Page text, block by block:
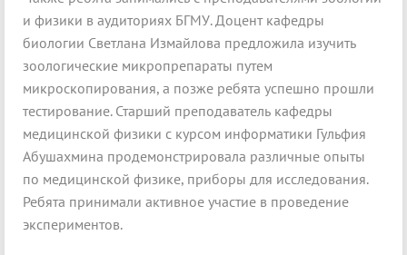
и физики в аудиториях БГМУ. Доцент кафедры
биологии Светлана Измайлова предложила изучить
зоологические микропрепараты путем
микроскопирования, а позже ребята успешно прошли
тестирование. Старший преподаватель кафедры
медицинской физики с курсом информатики Гульфия
Абушахмина продемонстрировала различные опыты
по медицинской физике, приборы для исследования.
Ребята принимали активное участие в проведение
экспериментов.